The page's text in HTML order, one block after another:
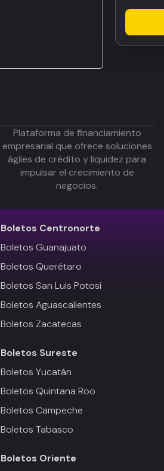
Plataforma de financiamiento
empresarial que ofrece soluciones
ágiles de crédito y liquidez para
impulsar el crecimiento de
negocios.
Boletos Centronorte
Boletos Guanajuato
Boletos Querétaro
Boletos San Luis Potosí
Boletos Aguascalientes
Boletos Zacatecas
Boletos Sureste
Boletos Yucatán
Boletos Quintana Roo
Boletos Campeche
Boletos Tabasco
Boletos Oriente